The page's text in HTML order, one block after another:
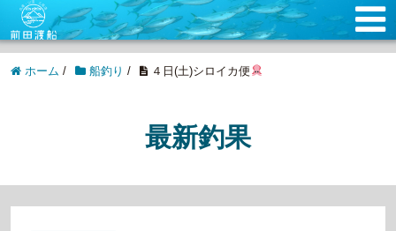
ホーム / 船釣り / ４日(土)シロイカ便
最新釣果